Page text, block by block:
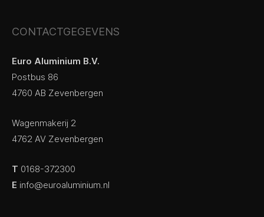
CONTACTGEGEVENS
Euro Aluminium B.V.
Postbus 86
4760 AB Zevenbergen
Wagenmakerij 2
4762 AV Zevenbergen
T 0168-372300
E info@euroaluminium.nl